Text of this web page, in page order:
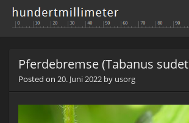
Pferdebremse (Tabanus
Posted on 20. Juni 2022 by usorg